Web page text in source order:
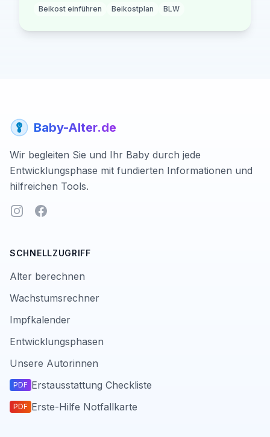
entspannte erste Löffelversuche.
Beikost einführen Beikostplan BLW
Baby-Alter.de
Wir begleiten Sie und Ihr Baby durch jede
Entwicklungsphase mit fundierten Informationen und
hilfreichen Tools.
InstagramFacebook
SCHNELLZUGRIFF
Alter berechnen
Wachstumsrechner
Impfkalender
Entwicklungsphasen
Unsere Autorinnen
PDF Erstausstattung Checkliste
PDF Erste-Hilfe Notfallkarte